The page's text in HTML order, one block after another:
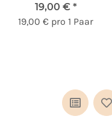
19,00 € *
19,00 € pro 1 Paar